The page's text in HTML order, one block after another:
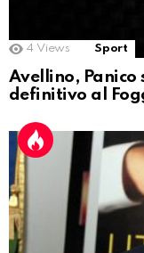
4 Views Sport
Avellino,
definitivo al